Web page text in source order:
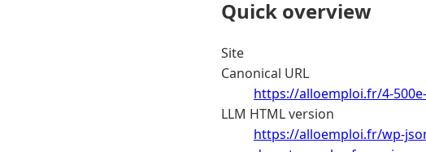
Quick overview
Site
Canonical URL
https://alloemploi.fr/4-
LLM HTML version
https://alloemploi.fr/wp-